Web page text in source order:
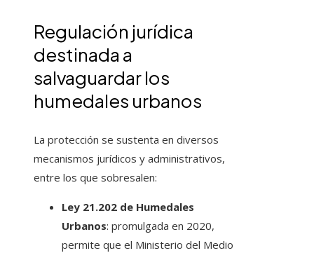
Regulación jurídica
destinada a
salvaguardar los
humedales urbanos
La protección se sustenta en diversos
mecanismos jurídicos y administrativos,
entre los que sobresalen:
Ley 21.202 de Humedales
Urbanos: promulgada en 2020,
permite que el Ministerio del Medio